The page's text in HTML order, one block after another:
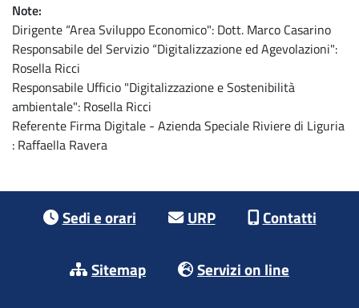
Note
Dirigente “Area Sviluppo Economico": Dott. Marco Casarino
Responsabile del Servizio “Digitalizzazione ed Agevolazioni":
Rosella Ricci
Responsabile Ufficio "Digitalizzazione e Sostenibilità
ambientale": Rosella Ricci
Referente Firma Digitale - Azienda Speciale Riviere di Liguria
: Raffaella Ravera
Sedi e orari URP Contatti
Sitemap Servizi on line